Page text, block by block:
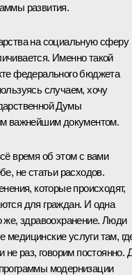
развития.
на социальную сферу
Именно такой
федерального бюджета
случаем, хочу
Думы
важнейшим документом.
время об этом с вами
не статьи расходов.
которые происходят,
для граждан. И одна
же, здравоохранение. Люди
услуги там,
раз, говорим постоянно.
модернизации